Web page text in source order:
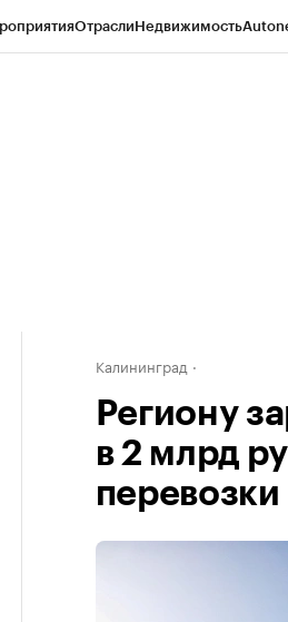
ОтраслиНедвижимость
Калининград
Региону
в 2 млрд
перевозки